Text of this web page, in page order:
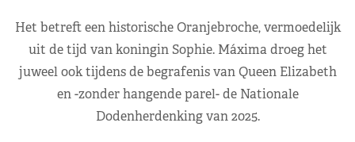
Het betreft een historische Oranjebroche, vermoedelijk
uit de tijd van koningin Sophie. Máxima droeg het
juweel ook tijdens de begrafenis van Queen Elizabeth
en -zonder hangende parel- de Nationale
Dodenherdenking van 2025.